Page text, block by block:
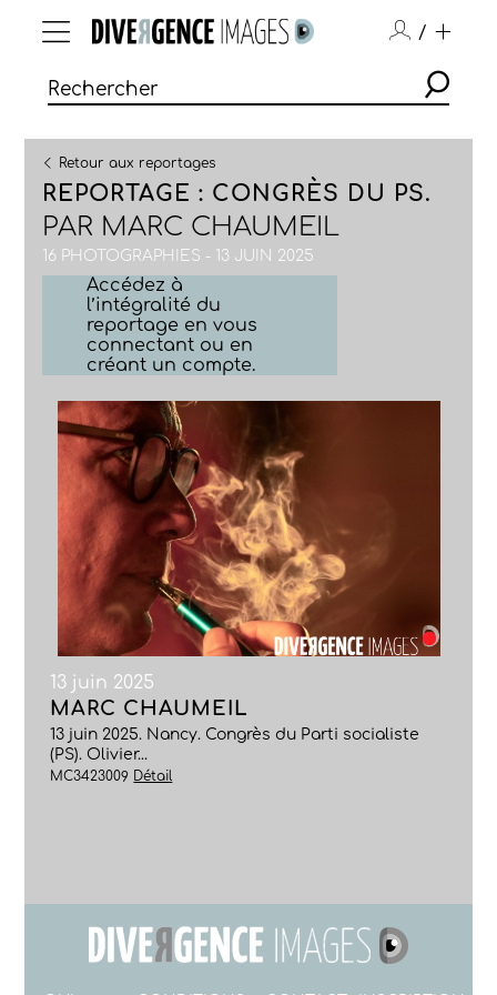
/
Retour aux reportages
REPORTAGE : CONGRÈS DU PS.
PAR MARC CHAUMEIL
16 PHOTOGRAPHIES - 13 JUIN 2025
Accédez à
l’intégralité du
reportage en vous
connectant ou en
créant un compte.
13 juin 2025
MARC CHAUMEIL
13 juin 2025. Nancy. Congrès du Parti socialiste
(PS). Olivier...
MC3423009 Détail